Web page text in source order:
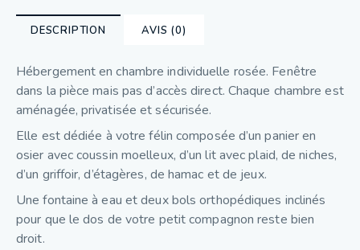
DESCRIPTION AVIS (0)
Hébergement en chambre individuelle rosée. Fenêtre
dans la pièce mais pas d’accès direct. Chaque chambre est
aménagée, privatisée et sécurisée.
Elle est dédiée à votre félin composée d’un panier en
osier avec coussin moelleux, d’un lit avec plaid, de niches,
d’un griffoir, d’étagères, de hamac et de jeux.
Une fontaine à eau et deux bols orthopédiques inclinés
pour que le dos de votre petit compagnon reste bien
droit.